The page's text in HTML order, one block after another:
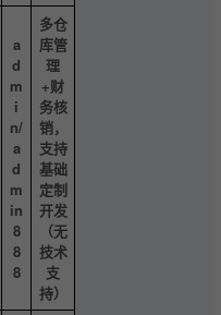
a
d
m
i
n/
a
d
m
in
8
8
8
多仓
库管
理
+财
务核
销，
支持
基础
定制
开发
（无
技术
支
持）